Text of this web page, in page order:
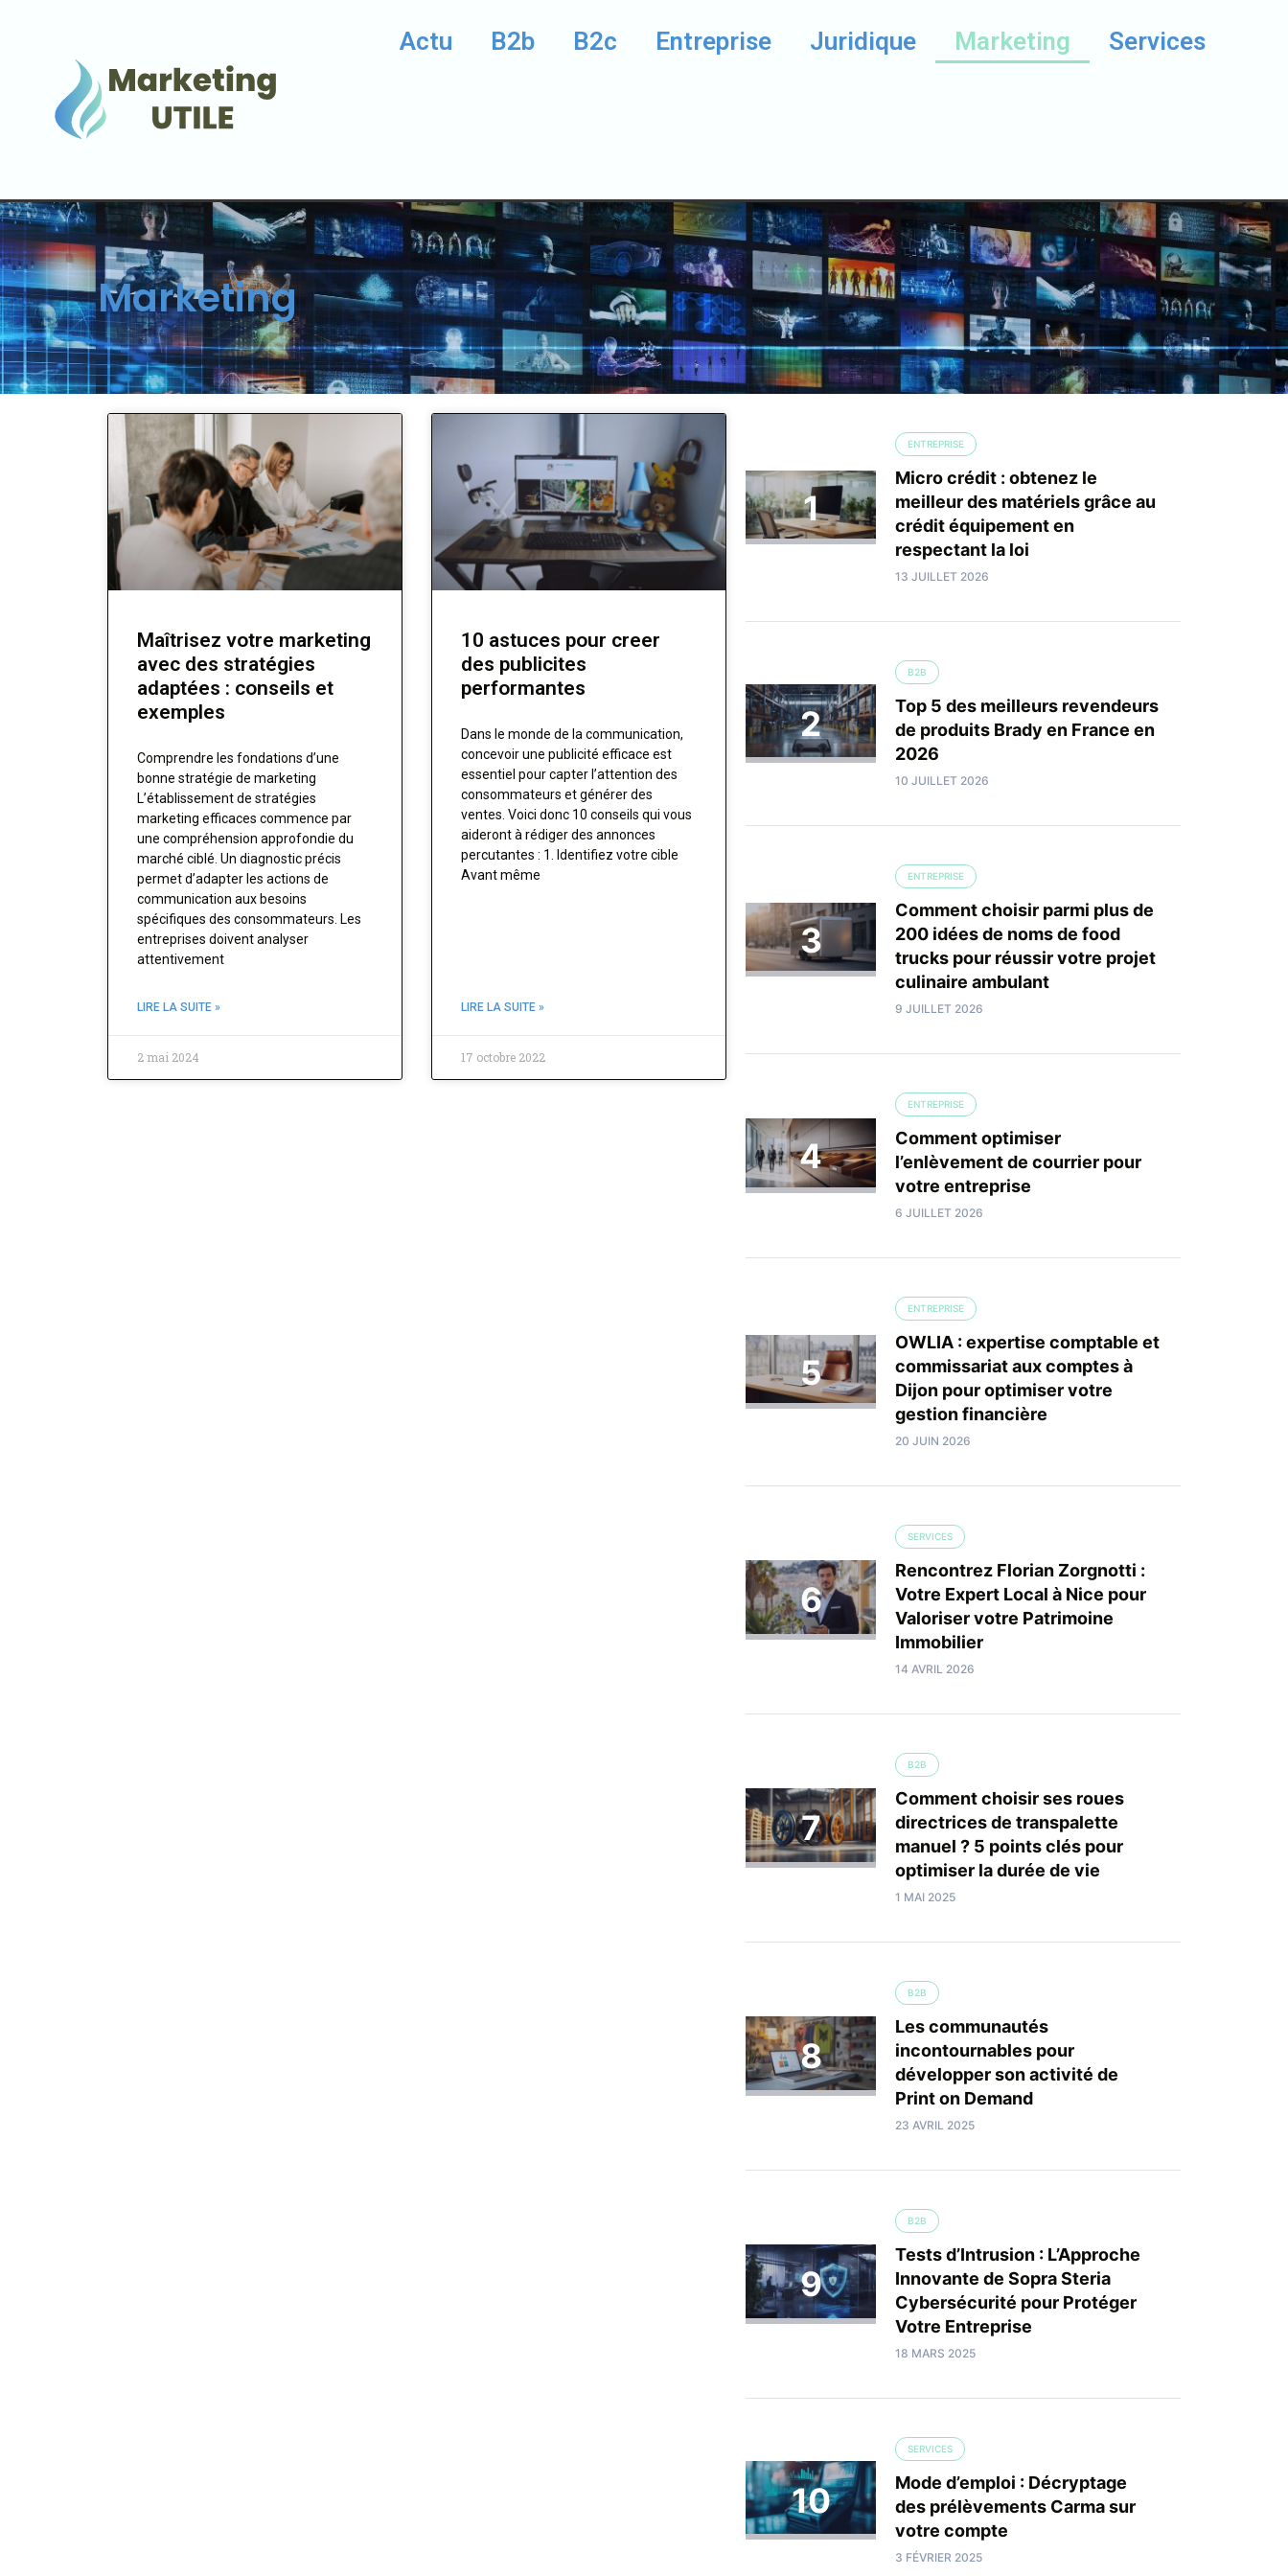
Actu B2b B2c Entreprise Juridique Marketing Services
Marketing
Maîtrisez votre marketing
avec des stratégies
adaptées : conseils et
exemples
Comprendre les fondations d’une
bonne stratégie de marketing
L’établissement de stratégies
marketing efficaces commence par
une compréhension approfondie du
marché ciblé. Un diagnostic précis
permet d’adapter les actions de
communication aux besoins
spécifiques des consommateurs. Les
entreprises doivent analyser
attentivement
LIRE LA SUITE »
2 mai 2024
10 astuces pour creer
des publicites
performantes
Dans le monde de la communication,
concevoir une publicité efficace est
essentiel pour capter l’attention des
consommateurs et générer des
ventes. Voici donc 10 conseils qui vous
aideront à rédiger des annonces
percutantes : 1. Identifiez votre cible
Avant même
LIRE LA SUITE »
17 octobre 2022
ENTREPRISE
Micro crédit : obtenez le
meilleur des matériels grâce au
crédit équipement en
respectant la loi
13 JUILLET 2026
B2B
Top 5 des meilleurs revendeurs
de produits Brady en France en
2026
10 JUILLET 2026
ENTREPRISE
Comment choisir parmi plus de
200 idées de noms de food
trucks pour réussir votre projet
culinaire ambulant
9 JUILLET 2026
ENTREPRISE
Comment optimiser
l’enlèvement de courrier pour
votre entreprise
6 JUILLET 2026
ENTREPRISE
OWLIA : expertise comptable et
commissariat aux comptes à
Dijon pour optimiser votre
gestion financière
20 JUIN 2026
SERVICES
Rencontrez Florian Zorgnotti :
Votre Expert Local à Nice pour
Valoriser votre Patrimoine
Immobilier
14 AVRIL 2026
B2B
Comment choisir ses roues
directrices de transpalette
manuel ? 5 points clés pour
optimiser la durée de vie
1 MAI 2025
B2B
Les communautés
incontournables pour
développer son activité de
Print on Demand
23 AVRIL 2025
B2B
Tests d’Intrusion : L’Approche
Innovante de Sopra Steria
Cybersécurité pour Protéger
Votre Entreprise
18 MARS 2025
SERVICES
Mode d’emploi : Décryptage
des prélèvements Carma sur
votre compte
3 FÉVRIER 2025